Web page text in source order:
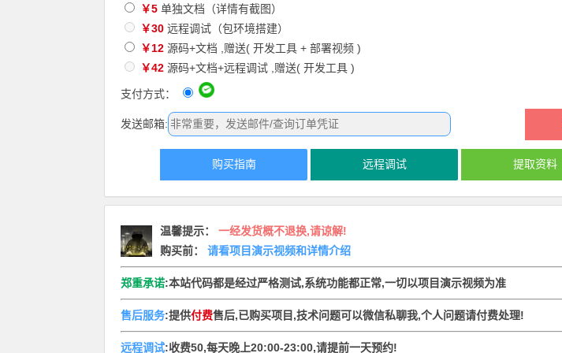
￥5 单独文档（详情有截图）
￥30 远程调试（包环境搭建）
￥12 源码+文档 ,赠送( 开发工具 + 部署视频 )
￥42 源码+文档+远程调试 ,赠送( 开发工具 )
支付方式：
发送邮箱:
购买指南 远程调试 提取资料
温馨提示：
一经发货概不退换,请谅解!
购买前：
请看项目演示视频和详情介绍
郑重承诺:本站代码都是经过严格测试,系统功能都正常,一切以项目演示视频为准
售后服务:提供付费售后,已购买项目,技术问题可以微信私聊我,个人问题请付费处理!
远程调试:收费50,每天晚上20:00-23:00,请提前一天预约!